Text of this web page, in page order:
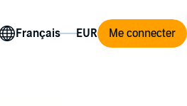
Me connecter